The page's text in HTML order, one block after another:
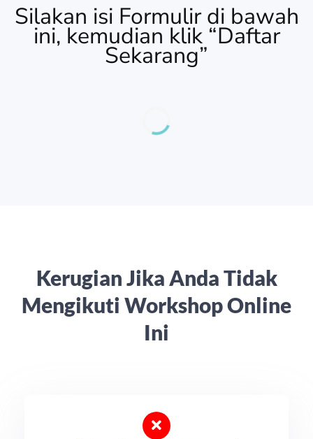
Silakan isi Formulir di bawah
ini, kemudian klik “Daftar
Sekarang”
Kerugian Jika Anda Tidak
Mengikuti Workshop Online
Ini